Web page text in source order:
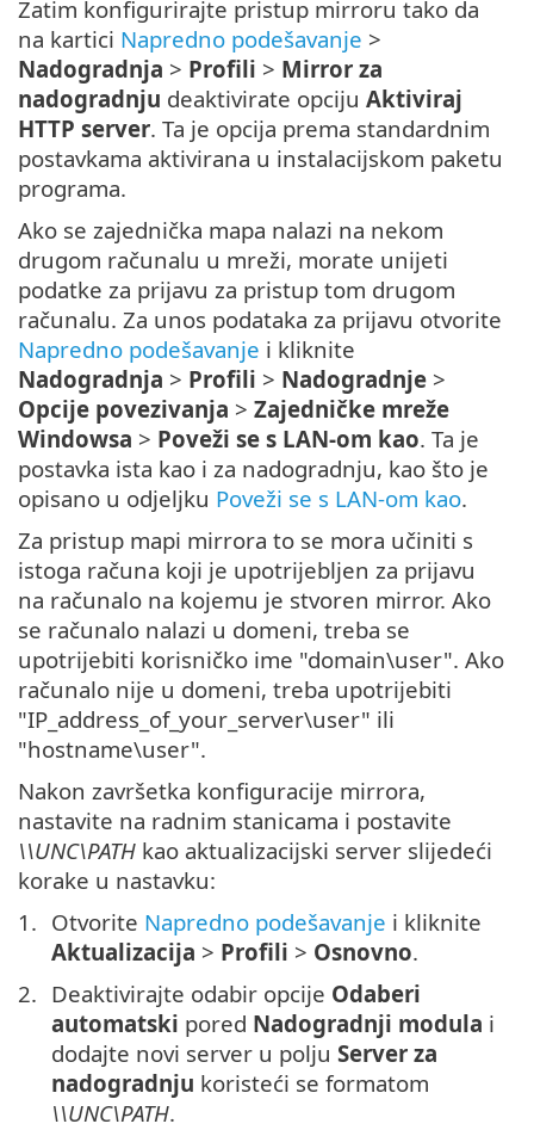
Zatim konfigurirajte pristup mirroru tako da
na kartici Napredno podešavanje >
Nadogradnja > Profili > Mirror za
nadogradnju deaktivirate opciju Aktiviraj
HTTP server. Ta je opcija prema standardnim
postavkama aktivirana u instalacijskom paketu
programa.
Ako se zajednička mapa nalazi na nekom
drugom računalu u mreži, morate unijeti
podatke za prijavu za pristup tom drugom
računalu. Za unos podataka za prijavu otvorite
Napredno podešavanje i kliknite
Nadogradnja > Profili > Nadogradnje >
Opcije povezivanja > Zajedničke mreže
Windowsa > Poveži se s LAN-om kao. Ta je
postavka ista kao i za nadogradnju, kao što je
opisano u odjeljku Poveži se s LAN-om kao.
Za pristup mapi mirrora to se mora učiniti s
istoga računa koji je upotrijebljen za prijavu
na računalo na kojemu je stvoren mirror. Ako
se računalo nalazi u domeni, treba se
upotrijebiti korisničko ime "domain\user". Ako
računalo nije u domeni, treba upotrijebiti
"IP_address_of_your_server\user" ili
"hostname\user".
Nakon završetka konfiguracije mirrora,
nastavite na radnim stanicama i postavite
\\UNC\PATH kao aktualizacijski server slijedeći
korake u nastavku:
Otvorite Napredno podešavanje i kliknite
Aktualizacija > Profili > Osnovno.
Deaktivirajte odabir opcije Odaberi
automatski pored Nadogradnji modula i
dodajte novi server u polju Server za
nadogradnju koristeći se formatom
\\UNC\PATH.